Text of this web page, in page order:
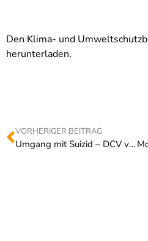
Den Klima- und
herunterladen.
VORHERIGER BEITRAG
Umgang mit Suizid – DCV veröffentlicht Orientierungshilfe